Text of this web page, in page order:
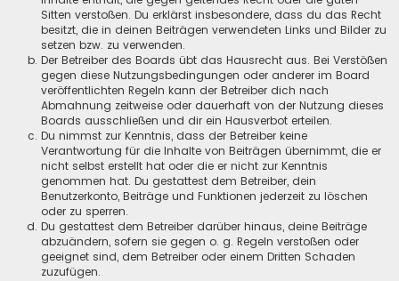
Sitten verstoßen. Du erklärst insbesondere, dass du das Recht
besitzt, die in deinen Beiträgen verwendeten Links und Bilder zu
setzen bzw. zu verwenden.
Der Betreiber des Boards übt das Hausrecht aus. Bei Verstößen
gegen diese Nutzungsbedingungen oder anderer im Board
veröffentlichten Regeln kann der Betreiber dich nach
Abmahnung zeitweise oder dauerhaft von der Nutzung dieses
Boards ausschließen und dir ein Hausverbot erteilen.
Du nimmst zur Kenntnis, dass der Betreiber keine
Verantwortung für die Inhalte von Beiträgen übernimmt, die er
nicht selbst erstellt hat oder die er nicht zur Kenntnis
genommen hat. Du gestattest dem Betreiber, dein
Benutzerkonto, Beiträge und Funktionen jederzeit zu löschen
oder zu sperren.
Du gestattest dem Betreiber darüber hinaus, deine Beiträge
abzuändern, sofern sie gegen o. g. Regeln verstoßen oder
geeignet sind, dem Betreiber oder einem Dritten Schaden
zuzufügen.